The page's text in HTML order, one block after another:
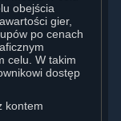
obejścia
gier,
po cenach
celu. W takim
dostęp
kontem